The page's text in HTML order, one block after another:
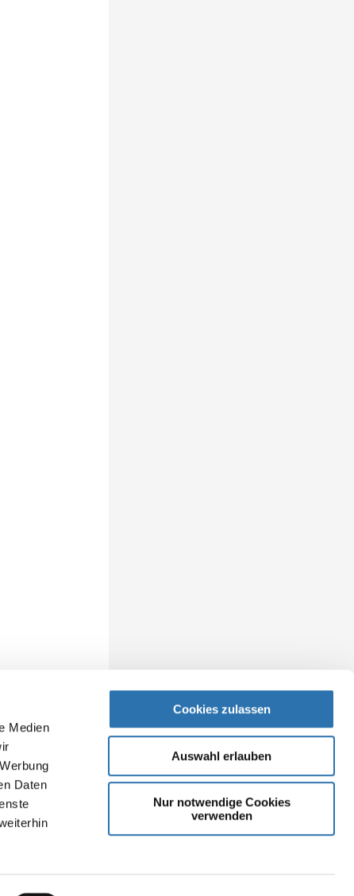
Medien
Daten
Cookies zulassen
Auswahl erlauben
Nur notwendige Cookies
verwenden